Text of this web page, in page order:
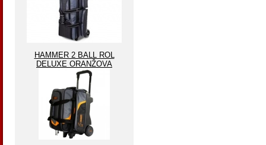
HAMMER 2 BALL ROL
DELUXE ORANŽOVA